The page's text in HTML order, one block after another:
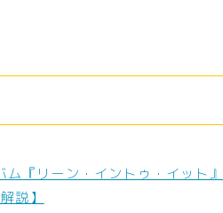
ム『リーン・イントゥ・イット』
説】